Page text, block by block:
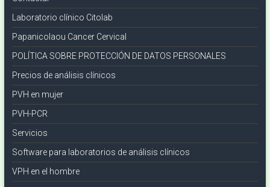
Laboratorio clínico Citolab
Papanicolaou Cancer Cervical
POLÍTICA SOBRE PROTECCIÓN DE DATOS PERSONALES
Precios de análisis clínicos
PVH en mujer
PVH-PCR
Servicios
Software para laboratorios de análisis clínicos
VPH en el hombre